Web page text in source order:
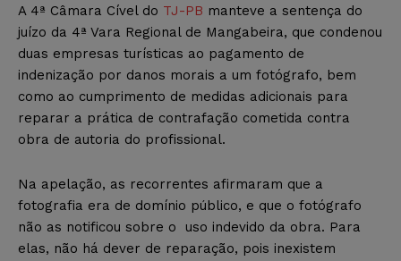
A 4ª Câmara Cível do TJ-PB manteve a sentença do
juízo da 4ª Vara Regional de Mangabeira, que condenou
duas empresas turísticas ao pagamento de
indenização por danos morais a um fotógrafo, bem
como ao cumprimento de medidas adicionais para
reparar a prática de contrafação cometida contra
obra de autoria do profissional.
Na apelação, as recorrentes afirmaram que a
fotografia era de domínio público, e que o fotógrafo
não as notificou sobre o uso indevido da obra. Para
elas, não há dever de reparação, pois inexistem